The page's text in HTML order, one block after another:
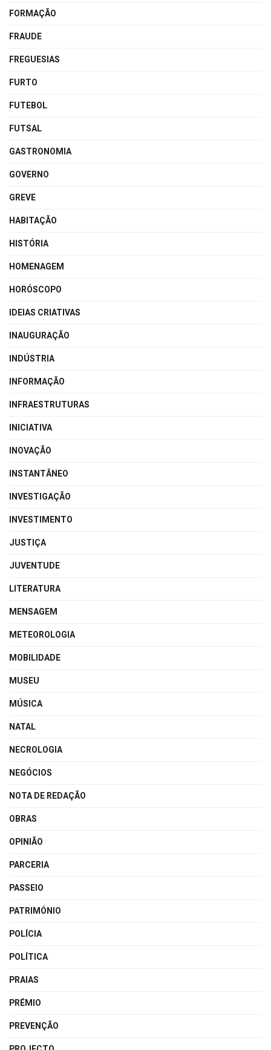
FORMAÇÃO
FRAUDE
FREGUESIAS
FURTO
FUTEBOL
FUTSAL
GASTRONOMIA
GOVERNO
GREVE
HABITAÇÃO
HISTÓRIA
HOMENAGEM
HORÓSCOPO
IDEIAS CRIATIVAS
INAUGURAÇÃO
INDÚSTRIA
INFORMAÇÃO
INFRAESTRUTURAS
INICIATIVA
INOVAÇÃO
INSTANTÂNEO
INVESTIGAÇÃO
INVESTIMENTO
JUSTIÇA
JUVENTUDE
LITERATURA
MENSAGEM
METEOROLOGIA
MOBILIDADE
MUSEU
MÚSICA
NATAL
NECROLOGIA
NEGÓCIOS
NOTA DE REDAÇÃO
OBRAS
OPINIÃO
PARCERIA
PASSEIO
PATRIMÓNIO
POLÍCIA
POLÍTICA
PRAIAS
PRÉMIO
PREVENÇÃO